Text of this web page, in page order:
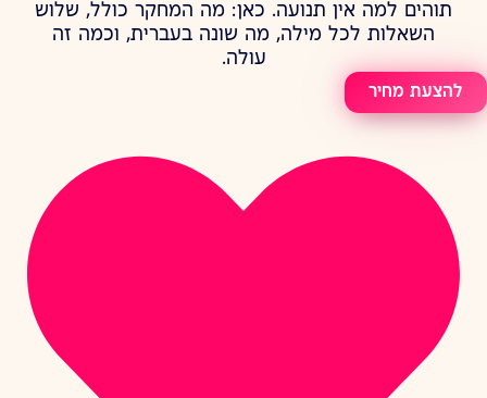
תוהים למה אין תנועה. כאן: מה המחקר כולל, שלוש
השאלות לכל מילה, מה שונה בעברית, וכמה זה
עולה.
להצעת מחיר